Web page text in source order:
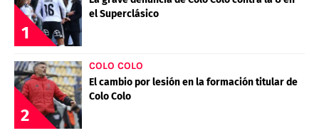
1
el Superclásico
2
COLO COLO
El cambio por lesión en la formación titular de
Colo Colo